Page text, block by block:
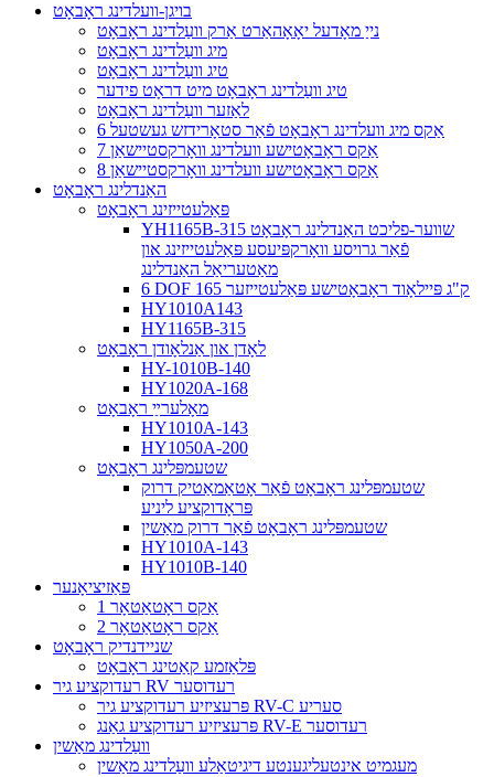
בויגן-וועלדינג ראָבאָט
נייַ מאָדעל יאָאָהאַרט אַרק וועַלדינג ראָבאָט
מיג וועַלדינג ראָבאָט
טיג וועַלדינג ראָבאָט
טיג וועַלדינג ראָבאָט מיט דראָט פידער
לאַזער וועַלדינג ראָבאָט
6 אַקס מיג וועלדינג ראָבאָט פֿאַר סטאָרידזש געשטעל
7 אַקס ראָבאָטישע וועלדינג וואָרקסטיישאַן
8 אַקס ראָבאָטישע וועלדינג וואָרקסטיישאַן
האַנדלינג ראָבאָט
פּאַלעטייזינג ראָבאָט
YH1165B-315 שווער-פליכט האַנדלינג ראָבאָט
פֿאַר גרויסע וואָרקפּיעסע פּאַלעטייזינג און
מאַטעריאַל האַנדלינג
6 DOF 165 ק"ג פּיילאָוד ראָבאָטישע פּאַלעטייזער
HY1010A143
HY1165B-315
לאָדן און אַנלאָודן ראָבאָט
HY-1010B-140
HY1020A-168
מאָלערײַ ראָבאָט
HY1010A-143
HY1050A-200
שטעמפּלינג ראָבאָט
שטעמפּלינג ראָבאָט פֿאַר אָטאַמאַטיק דרוק
פּראָדוקציע ליניע
שטעמפּלינג ראָבאָט פֿאַר דרוק מאַשין
HY1010A-143
HY1010B-140
פּאַזיציאָנער
1 אַקס ראָטאַטאָר
2 אַקס ראָטאַטאָר
שניידנדיק ראָבאָט
פּלאַזמע קאַטינג ראָבאָט
רעדוקציע גיר RV רעדוסער
פּרעציזיע רעדוקציע גיר RV-C סעריע
פּרעציזיע רעדוקציע גאַנג RV-E רעדוסער
וועַלדינג מאַשין
מעגמיט אינטעליגענטע דיגיטאַלע וועַלדינג מאַשין